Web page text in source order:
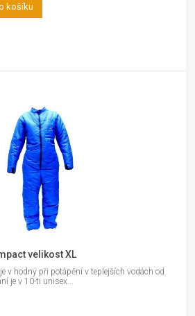
košíku
velikost XL
v hodný při potápění v teplejších vodách od
je v 10-ti unisex...